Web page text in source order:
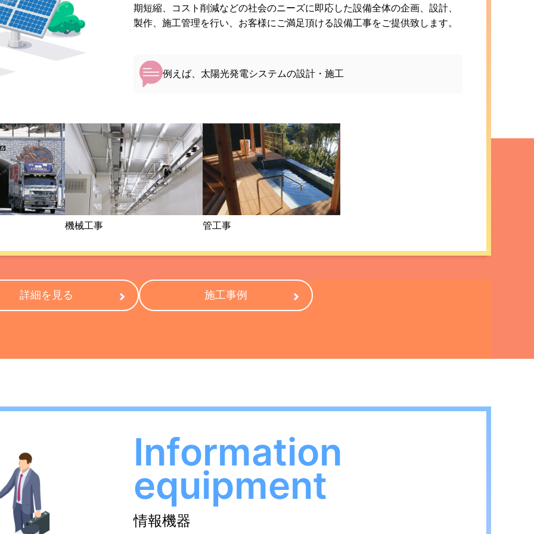
期短縮、コスト削減などの社会のニーズに即応した設備全体の企画、設計、
製作、施工管理を行い、お客様にご満足頂ける設備工事をご提供致します。
例えば、太陽光発電システムの設計・施工
機械工事 管工事
詳細を見る 施工事例
Information
equipment
情報機器